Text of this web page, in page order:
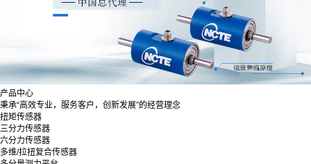
产品中心
秉承“高效专业，服务客户，创新发展”的经营理念
扭矩传感器
三分力传感器
六分力传感器
多维/拉扭复合传感器